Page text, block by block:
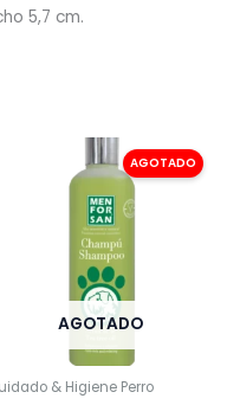
5,7 cm.
AGOTADO
AGOTADO
& Higiene Perro